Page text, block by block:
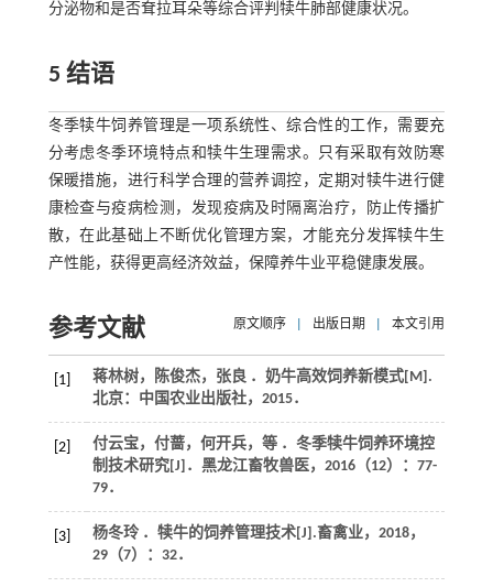
分泌物和是否耷拉耳朵等综合评判犊牛肺部健康状况。
5 结语
冬季犊牛饲养管理是一项系统性、综合性的工作，需要充
分考虑冬季环境特点和犊牛生理需求。只有采取有效防寒
保暖措施，进行科学合理的营养调控，定期对犊牛进行健
康检查与疫病检测，发现疫病及时隔离治疗，防止传播扩
散，在此基础上不断优化管理方案，才能充分发挥犊牛生
产性能，获得更高经济效益，保障养牛业平稳健康发展。
参考文献 原文顺序 出版日期 本文引用
[1] 蒋林树，陈俊杰，张良 ． 奶牛高效饲养新模式[M].
北京：中国农业出版社， 2015．
[2]
付云宝，付蔷，何开兵，等 ．冬季犊牛饲养环境控
制技术研究[J]． 黑龙江畜牧兽医， 2016（12）：77-
79．
[3] 杨冬玲 ．犊牛的饲养管理技术[J].畜禽业， 2018，
29（7）：32．